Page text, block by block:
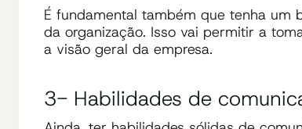
É fundamental também que tenha um
da organização. Isso vai permitir a
a visão geral da empresa.
3- Habilidades de